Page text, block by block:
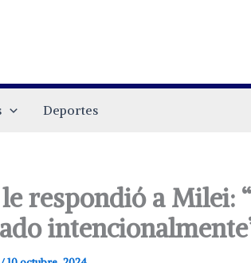
Deportes
respondió a Milei: